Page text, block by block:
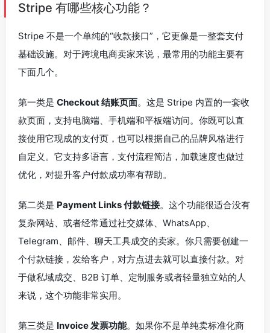
Stripe 有哪些核心功能？
Stripe 不是一个单纯的“收款接口”，它更像是一整套支付
基础设施。对于跨境电商卖家来说，最常用的功能主要有
下面几个。
第一类是 Checkout 结账页面。这是 Stripe 内置的一套收
款页面，支持电脑端、手机端和平板端访问。你既可以直
接使用它现成的支付页，也可以根据自己的品牌风格进行
自定义。它支持多语言，支付流程简洁，加载速度也做过
优化，对提升客户付款成功率有帮助。
第二类是 Payment Links 付款链接。这个功能很适合没有
复杂网站、或者经常通过社交媒体、WhatsApp、
Telegram、邮件、聊天工具成交的卖家。你只需要创建一
个付款链接，发给客户，对方点进去就可以直接付款。对
于做私域成交、B2B 订单、定制服务或者轻量独立站的人
来说，这个功能非常实用。
第三类是 Invoice 发票功能。如果你不是单纯卖标准化商